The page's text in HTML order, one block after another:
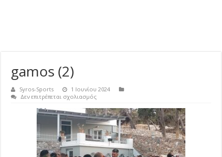
gamos (2)
Syros-Sports
1 Ιουνίου 2024
Δεν επιτρέπεται σχολιασμόςστο
(2)